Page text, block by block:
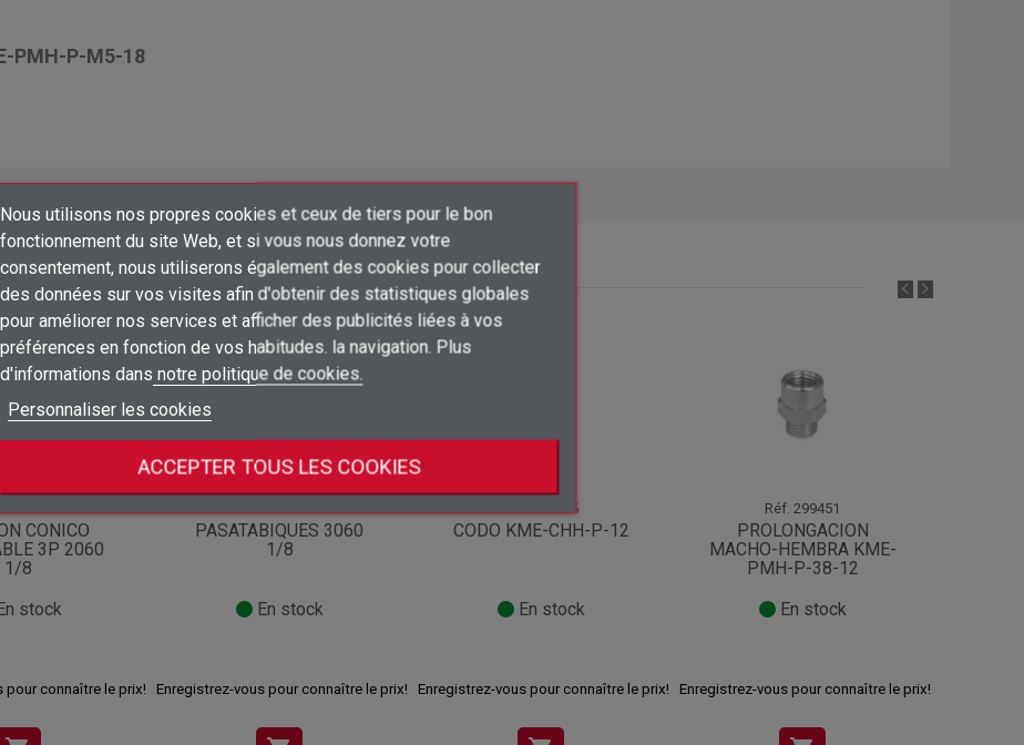
Ajouter à ma liste d'envies ×
add_circle_outline
Créer une nouvelle liste
Créer une liste d'envies ×
Nom de la liste d'envies
Annuler
Connexion ×
Vous devez être connecté pour ajouter des produits à votre liste d'envies.
Nous utilisons nos propres cookies et ceux de tiers pour le bon
fonctionnement du site Web, et si vous nous donnez votre
consentement, nous utiliserons également des cookies pour collecter
des données sur vos visites afin d'obtenir des statistiques globales
pour améliorer nos services et afficher des publicités liées à vos
préférences en fonction de vos habitudes. la navigation. Plus
d'informations dans notre politique de cookies.
Personnaliser les cookies
ACCEPTER TOUS LES COOKIES
PMH-P-M5-18
catégorie :
381956
CONICO
3P 2060
1/8
stock
pour connaître le prix!
Réf.381904
PASATABIQUES 3060
1/8
En stock
Enregistrez-vous pour connaître le prix!
Réf.443015
CODO KME-CHH-P-12
En stock
Enregistrez-vous pour connaître le prix!
Réf. 299451
PROLONGACION
MACHO-HEMBRA KME-
PMH-P-38-12
En stock
Enregistrez-vous pour connaître le prix!